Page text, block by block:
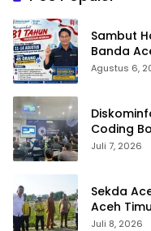
Sambut
Banda
Agustus 6,
Coding
Juli 7, 2026
Sekda
Aceh
Juli 8, 2026